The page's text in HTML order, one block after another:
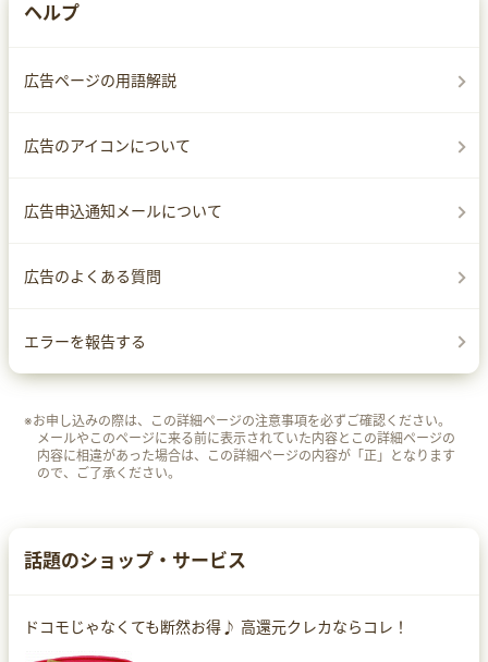
ヘルプ
広告ページの用語解説
広告のアイコンについて
広告申込通知メールについて
広告のよくある質問
エラーを報告する
※お申し込みの際は、この詳細ページの注意事項を必ずご確認ください。
メールやこのページに来る前に表示されていた内容とこの詳細ページの
内容に相違があった場合は、この詳細ページの内容が「正」となります
ので、ご了承ください。
話題のショップ・サービス
ドコモじゃなくても断然お得♪ 高還元クレカならコレ！